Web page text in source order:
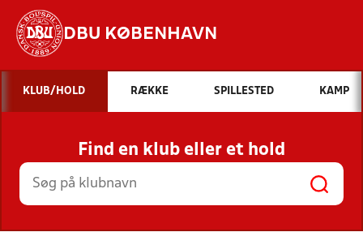
DBU KØBENHAVN
Hvad vil du søge efter?
INDHOLD OG NYHEDER
STILLINGER, RESULTATER, KLUBBER OG
HOLD
KLUB/HOLD RÆKKE SPILLESTED KAMP
Find en klub eller et hold